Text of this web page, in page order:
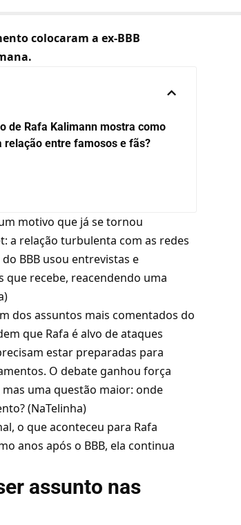
colocaram a ex-BBB
de Rafa Kalimann mostra como
relação entre famosos e fãs?
motivo que já se tornou
a relação turbulenta com as redes
BBB usou entrevistas e
que recebe, reacendendo uma
)
dos assuntos mais comentados do
que Rafa é alvo de ataques
estar preparadas para
O debate ganhou força
uma questão maior: onde
(NaTelinha)
o que aconteceu para Rafa
anos após o BBB, ela continua
assunto nas